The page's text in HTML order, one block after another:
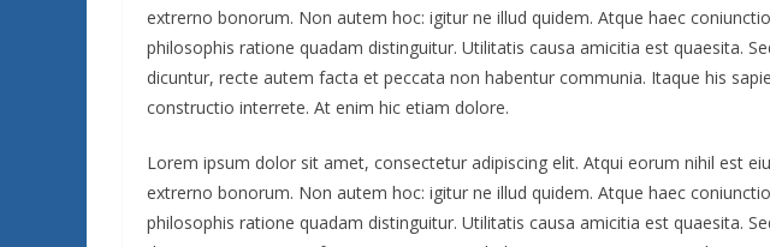
extrerno bonorum. Non autem hoc: igitur ne illud quidem. Atque haec
philosophis ratione quadam distinguitur. Utilitatis causa amicitia est quaesita.
dicuntur, recte autem facta et peccata non habentur communia. Itaque his
constructio interrete. At enim hic etiam dolore.
Lorem ipsum dolor sit amet, consectetur adipiscing elit. Atqui eorum nihil est
extrerno bonorum. Non autem hoc: igitur ne illud quidem. Atque haec
philosophis ratione quadam distinguitur. Utilitatis causa amicitia est quaesita.